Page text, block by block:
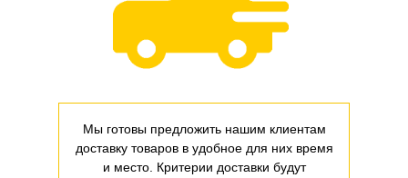
Мы готовы предложить нашим клиентам
доставку товаров в удобное для них время
и место. Критерии доставки будут